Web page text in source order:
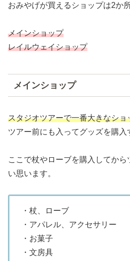
おみやげが買えるショップは2か
メインショップ
レイルウェイショップ
メインショップ
スタジオツアーで一番大きなショ
ツアー前にも入ってグッズを購入
ここで杖やローブを購入してか
い思います。
・杖、ローブ
・アパレル、アクセサリー
・お菓子
・文房具